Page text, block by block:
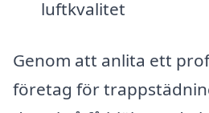
luftkvalitet
Genom att anlita ett
företag för